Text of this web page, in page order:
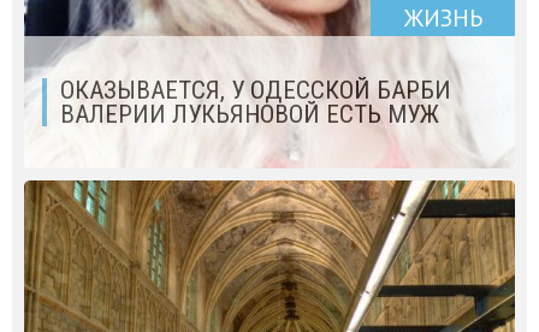
ЖИЗНЬ
ОКАЗЫВАЕТСЯ, У ОДЕССКОЙ БАРБИ
ВАЛЕРИИ ЛУКЬЯНОВОЙ ЕСТЬ МУЖ